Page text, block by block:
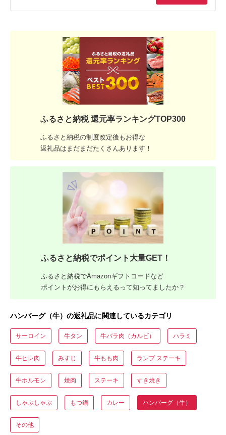
ふるさと納税 還元率ランキングTOP300
ふるさと納税の制度改定後もお得な
返礼品はまだまだたくさんあります！
ふるさと納税でポイント大量GET！
ふるさと納税でAmazonギフトコードなど
ポイントがお得にもらえるって知ってましたか？
ハンバーグ（牛）の返礼品に関連しているカテゴリ
サーロイン 牛タン 牛バラ肉（カルビ） ハラミ
牛ヒレ肉 みすじ 牛もも肉 ランプ ステーキ
牛ホルモン 焼肉 ステーキ すき焼き
しゃぶしゃぶ もつ鍋 カレー ハンバーグ（牛）
その他